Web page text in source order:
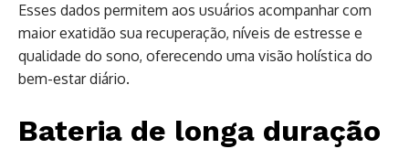
Esses dados permitem aos usuários acompanhar com
maior exatidão sua recuperação, níveis de estresse e
qualidade do sono, oferecendo uma visão holística do
bem-estar diário.
Bateria de longa duração